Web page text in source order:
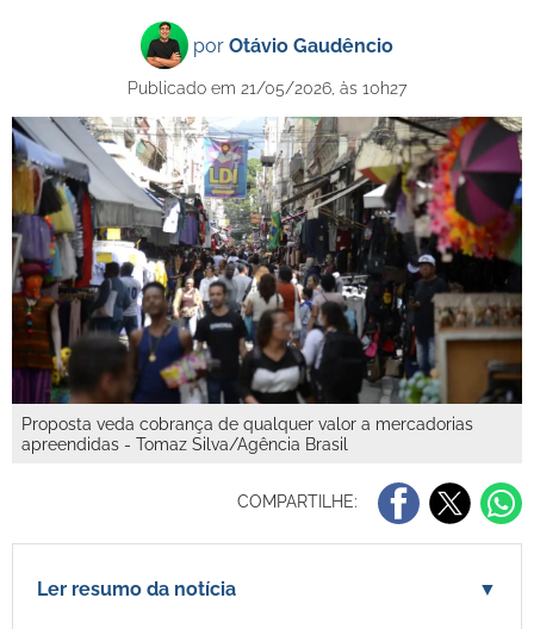
por Otávio Gaudêncio
Publicado em 21/05/2026, às 10h27
Proposta veda cobrança de qualquer valor a mercadorias
apreendidas - Tomaz Silva/Agência Brasil
COMPARTILHE:
Ler resumo da notícia ▼